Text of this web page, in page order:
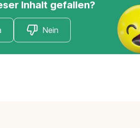
Inhalt gefallen?
Nein